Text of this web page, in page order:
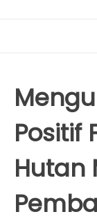
Positif
Hutan